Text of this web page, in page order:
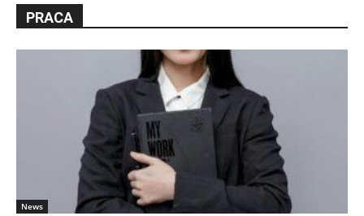
PRACA
News